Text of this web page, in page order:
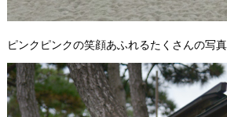
ピンクピンクの笑顔あふれるたくさんの写